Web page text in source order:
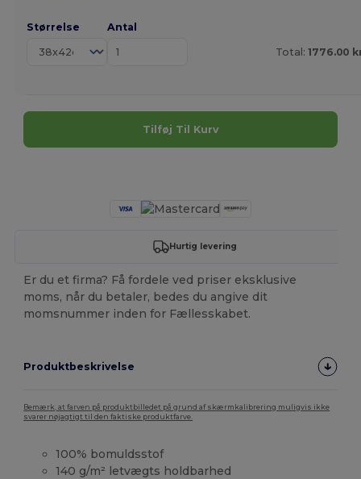
Størrelse Antal
Total: 1776.00
Tilføj Til Kurv
Hurtig levering
Er du et firma? Få fordele ved priser eksklusive
moms, når du betaler, bedes du angive dit
momsnummer inden for Fællesskabet.
Produktbeskrivelse
Bemærk, at farven på produktbilledet på grund af skærmkalibrering muligvis ikke
svarer nøjagtigt til den faktiske produktfarve.
100% bomuldsstof
140 g/m² letvægts holdbarhed